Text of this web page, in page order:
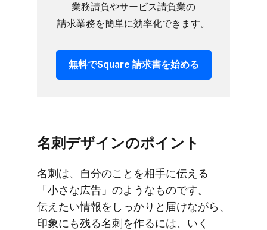
業務請負や​サービス請負業の​
請求業務を​簡単に​効率化できます。
無料で​Square 請求書を​始める
名刺デザインの​ポイント
名刺は、​自分の​ことを​相手に​伝える​
「小さな​広告」のような​ものです。​
伝えたい​情報を​しっかりと​届けながら、​
印象にも​残る​名刺を​作るには、​いく​